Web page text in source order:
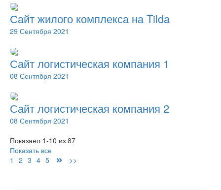
Сайт жилого комплекса на Tilda
29 Сентября 2021
Сайт логистическая компания 1
08 Сентября 2021
Сайт логистическая компания 2
08 Сентября 2021
Показано 1-10 из 87
Показать все
1
2 3 4 5 >>